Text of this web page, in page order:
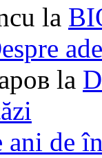
la
la
ani de